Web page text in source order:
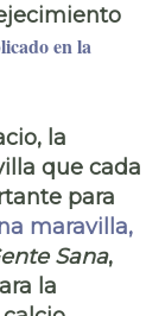
en la
la
que cada
para
maravilla,
Sana,
la